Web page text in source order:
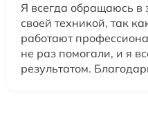
Я всегда обращаюсь в
своей техникой, так
работают
не раз помогали, и я
результатом.